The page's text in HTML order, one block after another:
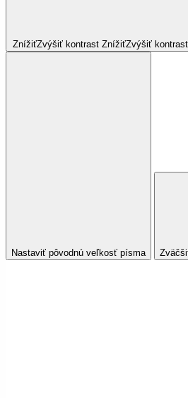
ZnížiťZvýšiť kontrast ZnížiťZvýšiť kontrast
Nastaviť pôvodnú veľkosť písma